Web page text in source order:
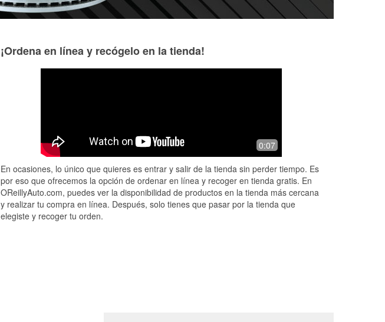
in this morning needing some
fluid and some battery cleaner.
So Joseph was incredibly
...Read More
They were very helpful with the stuff I
bought today
¡Ordena en línea y recógelo en la tienda!
0:07
En ocasiones, lo único que quieres es entrar y salir de la tienda sin perder tiempo. Es
por eso que ofrecemos la opción de ordenar en línea y recoger en tienda gratis. En
OReillyAuto.com, puedes ver la disponibilidad de productos en la tienda más cercana
y realizar tu compra en línea. Después, solo tienes que pasar por la tienda que
elegiste y recoger tu orden.